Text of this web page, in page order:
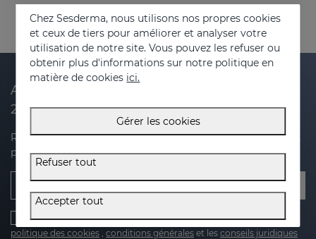
Abonnez-vous à notre newsletter et recevez
20 % de réduction sur votre prochain achat
Recevez des nouvelles, des offres exclusives et des conseils
pour prendre soin de votre peau.
J'ai lu et j'accepte lepolitique de protection de la vie privée,
politique des cookies conditions générales et les conseils juridiques
Chez Sesderma, nous utilisons nos propres cookies
et ceux de tiers pour améliorer et analyser votre
utilisation de notre site. Vous pouvez les refuser ou
obtenir plus d'informations sur notre politique en
matière de cookies ici.
Gérer les cookies
Refuser tout
Accepter tout